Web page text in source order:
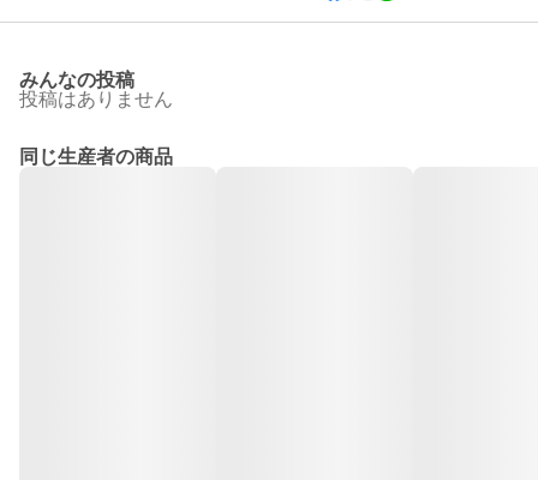
みんなの投稿
投稿はありません
同じ生産者の商品